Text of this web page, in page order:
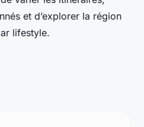
et d’explorer la région
lifestyle.